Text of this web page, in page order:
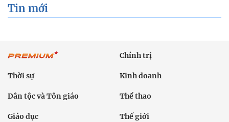
Tin mới
Chính trị
Thời sự Kinh doanh
Dân tộc và Tôn giáo Thể thao
Giáo dục Thế giới